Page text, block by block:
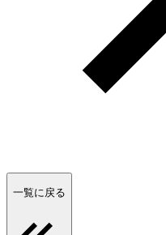
一覧に戻る